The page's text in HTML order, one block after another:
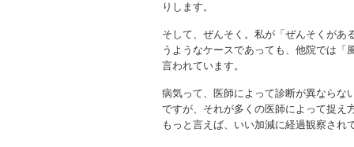
りします。
そして、ぜんそく。私が「ぜんそくがあ
うようなケースであっても、他院では「
言われています。
病気って、医師によって診断が異ならな
ですが、それが多くの医師によって捉え
もっと言えば、いい加減に経過観察され